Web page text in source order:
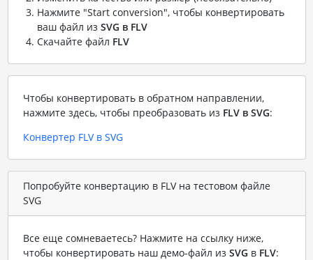
Нажмите "Start conversion", чтобы конвертировать
ваш файл из SVG в FLV
Скачайте файл FLV
Чтобы конвертировать в обратном направлении,
нажмите здесь, чтобы преобразовать из FLV в SVG:
Конвертер FLV в SVG
Попробуйте конвертацию в FLV на тестовом файле
SVG
Все еще сомневаетесь? Нажмите на ссылку ниже,
чтобы конвертировать наш демо-файл из SVG в FLV: